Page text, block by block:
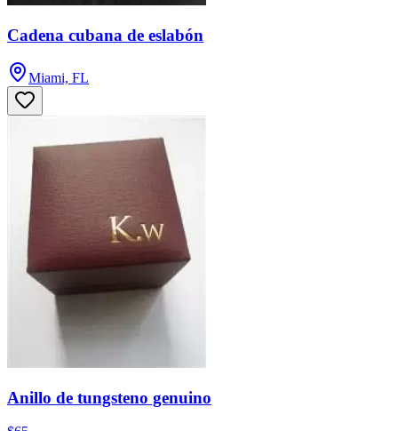
Cadena cubana de eslabón
Miami, FL
Anillo de tungsteno genuino